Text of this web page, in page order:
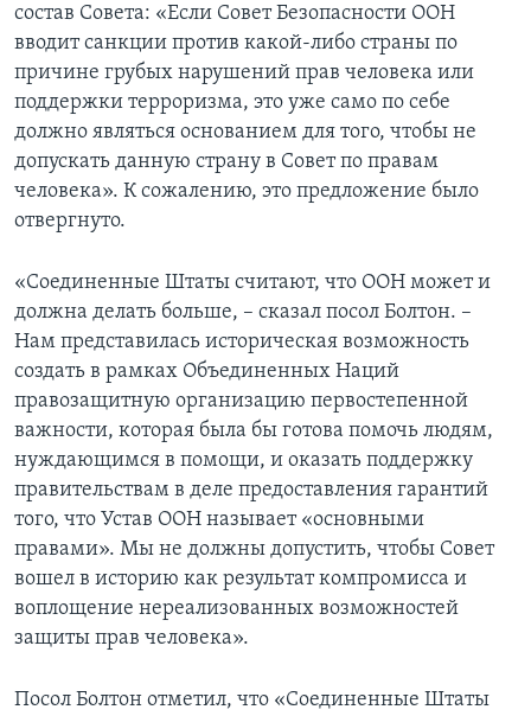
состав Совета: «Если Совет Безопасности ООН
вводит санкции против какой-либо страны по
причине грубых нарушений прав человека или
поддержки терроризма, это уже само по себе
должно являться основанием для того, чтобы не
допускать данную страну в Совет по правам
человека». К сожалению, это предложение было
отвергнуто.
«Соединенные Штаты считают, что ООН может и
должна делать больше, – сказал посол Болтон. –
Нам представилась историческая возможность
создать в рамках Объединенных Наций
правозащитную организацию первостепенной
важности, которая была бы готова помочь людям,
нуждающимся в помощи, и оказать поддержку
правительствам в деле предоставления гарантий
того, что Устав ООН называет «основными
правами». Мы не должны допустить, чтобы Совет
вошел в историю как результат компромисса и
воплощение нереализованных возможностей
защиты прав человека».
Посол Болтон отметил, что «Соединенные Штаты